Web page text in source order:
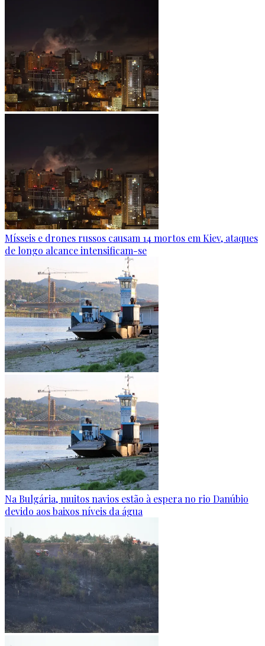
Mísseis e drones russos causam 14 mortos em Kiev, ataques
de longo alcance intensificam-se
Na Bulgária, muitos navios estão à espera no rio Danúbio
devido aos baixos níveis da água